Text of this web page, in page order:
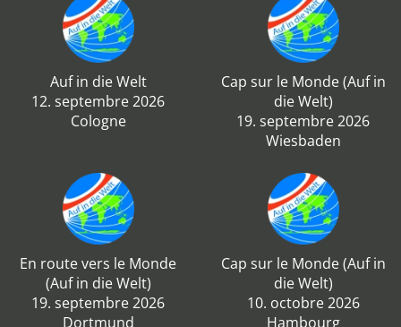
Auf in die Welt
12. septembre 2026
Cologne
Cap sur le Monde (Auf in
die Welt)
19. septembre 2026
Wiesbaden
En route vers le Monde
(Auf in die Welt)
19. septembre 2026
Dortmund
Cap sur le Monde (Auf in
die Welt)
10. octobre 2026
Hambourg